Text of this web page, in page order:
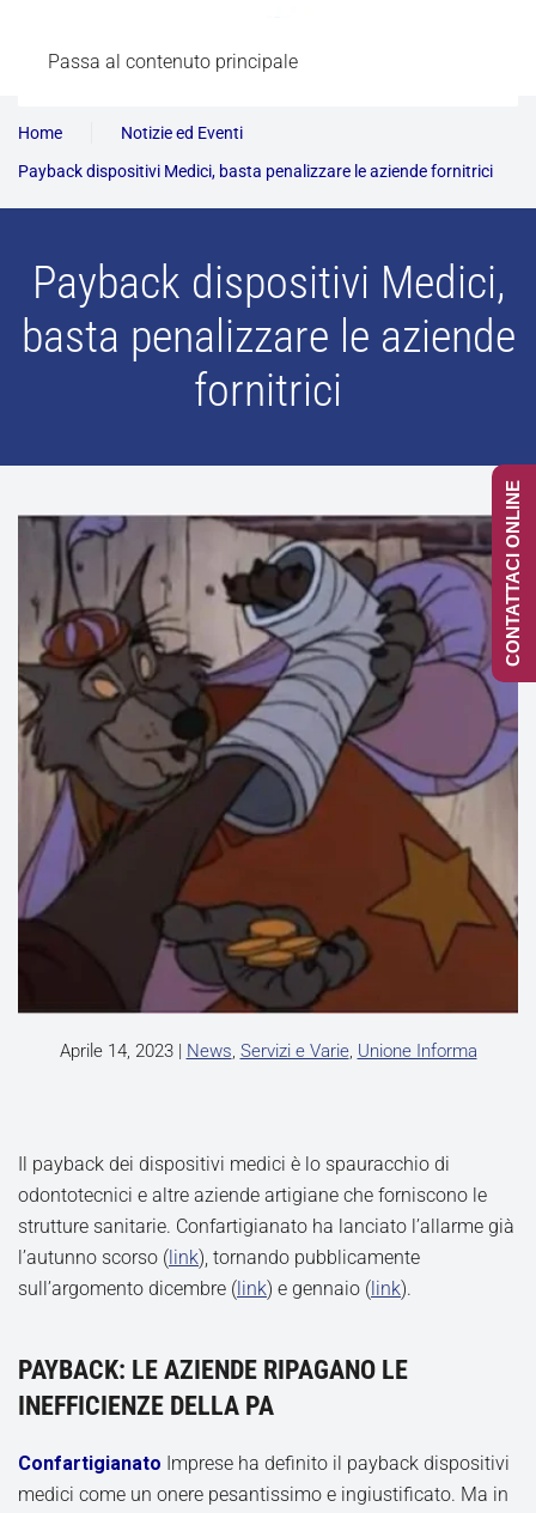
Passa al contenuto principale
Home
Notizie ed Eventi
Payback dispositivi Medici, basta penalizzare le aziende fornitrici
Payback dispositivi Medici,
basta penalizzare le aziende
fornitrici
Aprile 14, 2023| News, Servizi e Varie, Unione Informa
Il payback dei dispositivi medici è lo spauracchio di
odontotecnici e altre aziende artigiane che forniscono le
strutture sanitarie. Confartigianato ha lanciato l’allarme già
l’autunno scorso (link), tornando pubblicamente
sull’argomento dicembre (link) e gennaio (link).
PAYBACK: LE AZIENDE RIPAGANO LE
INEFFICIENZE DELLA PA
Confartigianato Imprese ha definito il payback dispositivi
medici come un onere pesantissimo e ingiustificato. Ma in
CONTATTACI ONLINE